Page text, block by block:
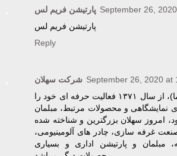
پارتیشن فریم لس September 26,
پارتیشن فریم لس
Reply
شرکت سهلان September 26, 2020 at
شرکت سهلان (سهلان نما)، از سال ۱۳۷۱ فعالیت حرفه ای خود را
نمایشگاهی و محصولات مرتبط، مبلمان
امروز سهلان بزرگترین و شناخته شده
غرفه سازی، چادر های آلومینیومی،
مبلمان و پارتیشن اداری و بسیاری